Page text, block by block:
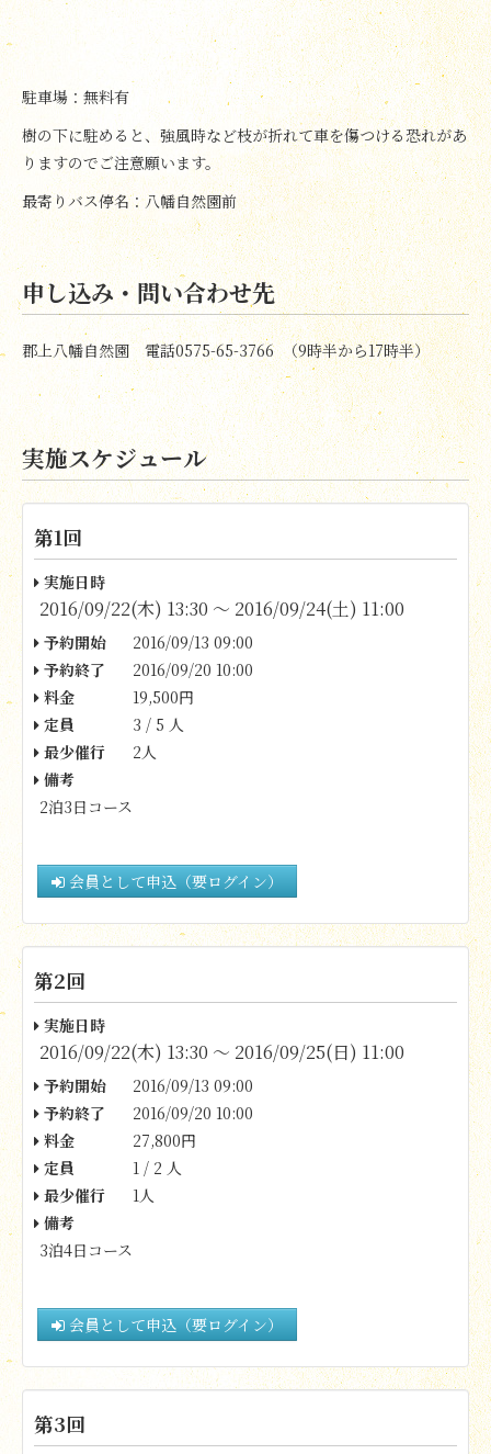
駐車場：無料有
樹の下に駐めると、強風時など枝が折れて車を傷つける恐れがあ
りますのでご注意願います。
最寄りバス停名：八幡自然園前
申し込み・問い合わせ先
郡上八幡自然園 電話0575-65-3766 （9時半から17時半）
実施スケジュール
第1回
実施日時
2016/09/22(木) 13:30 〜 2016/09/24(土) 11:00
予約開始
2016/09/13 09:00
予約終了
2016/09/20 10:00
料金
19,500円
定員
3 / 5 人
最少催行
2人
備考
2泊3日コース
会員として申込（要ログイン）
第2回
実施日時
2016/09/22(木) 13:30 〜 2016/09/25(日) 11:00
予約開始
2016/09/13 09:00
予約終了
2016/09/20 10:00
料金
27,800円
定員
1 / 2 人
最少催行
1人
備考
3泊4日コース
会員として申込（要ログイン）
第3回